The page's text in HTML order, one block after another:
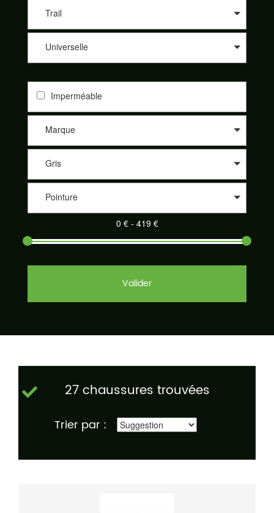
Asolo, Bestard, Brooks, Dynafit, Élémentaire, Five Fingers,
On-Running, Raidlight, Salewa, Salomon, Saucony, Scarpa,
Scott, Tecnica et Topo athletic. Nos partenaires sont de plus en
de Philippe, Trail Store, Télémark Pyrénées, Alpinstore ou
encore Chullanka. Et cela au meilleur prix. Naviguez sur le
comparateur, sélectionnez les critères de votre choix et
découvrez votre paire de chaussures de sport adaptée parmi
un large éventail.
Trail
Universelle
Imperméable
Marque
Gris
Pointure
Valider
27 chaussures trouvées
Trier par :